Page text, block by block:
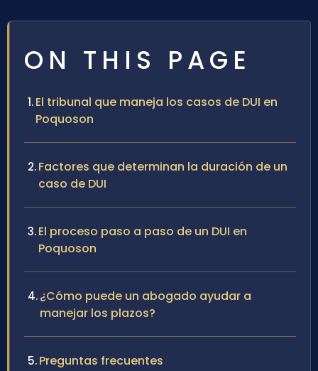
ON THIS PAGE
El tribunal que maneja los casos de DUI en
Poquoson
Factores que determinan la duración de un
caso de DUI
El proceso paso a paso de un DUI en
Poquoson
¿Cómo puede un abogado ayudar a
manejar los plazos?
Preguntas frecuentes